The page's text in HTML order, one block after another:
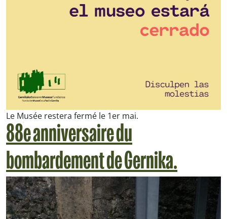
Le Musée restera fermé le 1er mai.
88e anniversaire du
bombardement de Gernika.